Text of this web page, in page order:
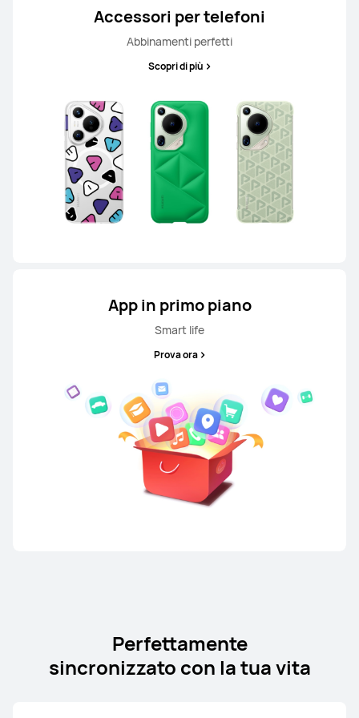
Accessori per telefoni
Abbinamenti perfetti
Scopri di più
App in primo piano
Smart life
Prova ora
Perfettamente
sincronizzato con la tua vita